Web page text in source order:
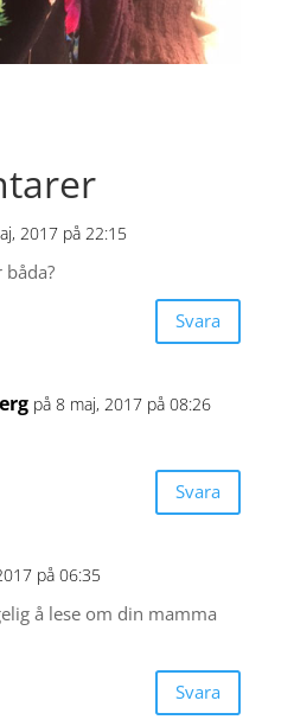
2017 på 22:15
Svara
på 8 maj, 2017 på 08:26
Svara
på 06:35
å lese om din mamma
Svara